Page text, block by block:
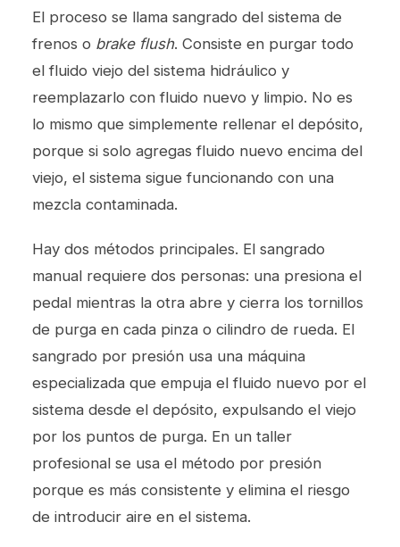
El proceso se llama sangrado del sistema de
frenos o brake flush. Consiste en purgar todo
el fluido viejo del sistema hidráulico y
reemplazarlo con fluido nuevo y limpio. No es
lo mismo que simplemente rellenar el depósito,
porque si solo agregas fluido nuevo encima del
viejo, el sistema sigue funcionando con una
mezcla contaminada.
Hay dos métodos principales. El sangrado
manual requiere dos personas: una presiona el
pedal mientras la otra abre y cierra los tornillos
de purga en cada pinza o cilindro de rueda. El
sangrado por presión usa una máquina
especializada que empuja el fluido nuevo por el
sistema desde el depósito, expulsando el viejo
por los puntos de purga. En un taller
profesional se usa el método por presión
porque es más consistente y elimina el riesgo
de introducir aire en el sistema.